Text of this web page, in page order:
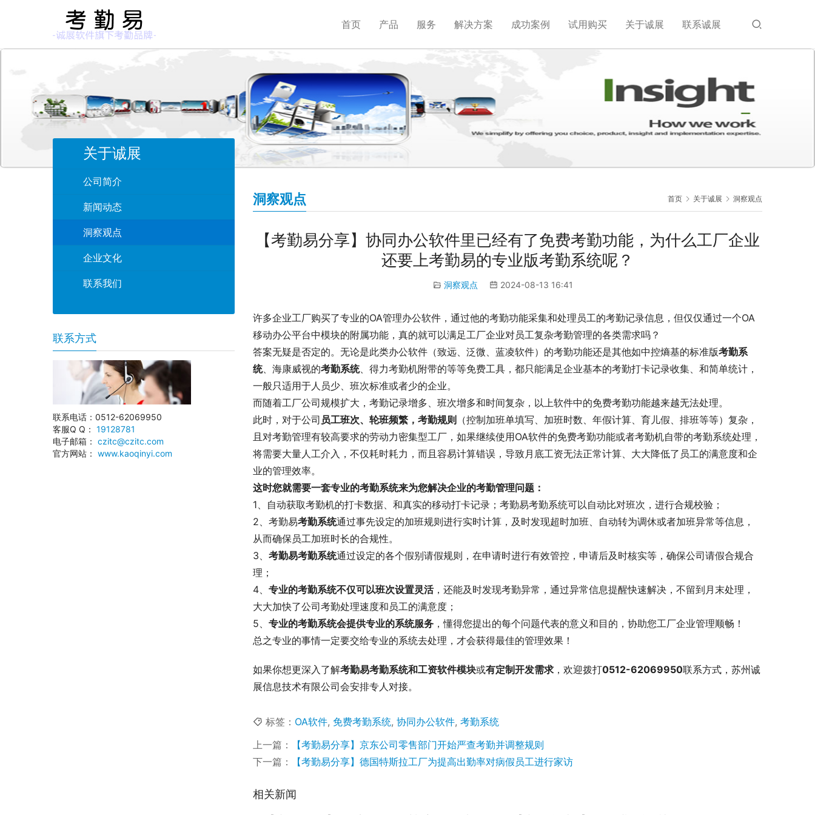
首页 产品 服务 解决方案 成功案例 试用购买 关于诚展 联系诚展
首页 关于诚展 洞察观点
洞察观点
【考勤易分享】协同办公软件里已经有了免费考勤功能，为什么工厂企业
还要上考勤易的专业版考勤系统呢？
洞察观点 2024-08-13 16:41
许多企业工厂购买了专业的OA管理办公软件，通过他的考勤功能采集和处理员工的考勤记录信息，但仅仅通过一个OA
移动办公平台中模块的附属功能，真的就可以满足工厂企业对员工复杂考勤管理的各类需求吗？
答案无疑是否定的。无论是此类办公软件（致远、泛微、蓝凌软件）的考勤功能还是其他如中控熵基的标准版考勤系
统、海康威视的考勤系统、得力考勤机附带的等等免费工具，都只能满足企业基本的考勤打卡记录收集、和简单统计，
一般只适用于人员少、班次标准或者少的企业。
而随着工厂公司规模扩大，考勤记录增多、班次增多和时间复杂，以上软件中的免费考勤功能越来越无法处理。
此时，对于公司 员工班次、轮班频繁，考勤规则 （控制加班单填写、加班时数、年假计算、育儿假、排班等等）复杂，
且对考勤管理有较高要求的劳动力密集型工厂，如果继续使用OA软件的免费考勤功能或者考勤机自带的考勤系统处理，
将需要大量人工介入，不仅耗时耗力，而且容易计算错误，导致月底工资无法正常计算、大大降低了员工的满意度和企
业的管理效率。
这时您就需要一套专业的考勤系统来为您解决企业的考勤管理问题：
1、自动获取考勤机的打卡数据、和真实的移动打卡记录；考勤易考勤系统可以自动比对班次，进行合规校验；
2、考勤易考勤系统通过事先设定的加班规则进行实时计算，及时发现超时加班、自动转为调休或者加班异常等信息，
从而确保员工加班时长的合规性。
3、 考勤易考勤系统通过设定的各个假别请假规则，在申请时进行有效管控，申请后及时核实等，确保公司请假合规合
理；
4、 专业的考勤系统不仅可以班次设置灵活，还能及时发现考勤异常，通过异常信息提醒快速解决，不留到月末处理，
大大加快了公司考勤处理速度和员工的满意度；
5、 专业的考勤系统会提供专业的系统服务 ，懂得您提出的每个问题代表的意义和目的，协助您工厂企业管理顺畅！
总之专业的事情一定要交给专业的系统去处理，才会获得最佳的管理效果！
如果你想更深入了解考勤易考勤系统和工资软件模块或有定制开发需求 ，欢迎拨打0512-62069950联系方式，苏州诚
展信息技术有限公司会安排专人对接。
标签： OA软件, 免费考勤系统, 协同办公软件, 考勤系统
上一篇：
【考勤易分享】京东公司零售部门开始严查考勤并调整规则
下一篇：
【考勤易分享】德国特斯拉工厂为提高出勤率对病假员工进行家访
相关新闻
关于诚展
公司简介
新闻动态
洞察观点
企业文化
联系我们
联系方式
联系电话：0512-62069950
客服Q Q： 19128781
电子邮箱： czitc@czitc.com
官方网站： www.kaoqinyi.com